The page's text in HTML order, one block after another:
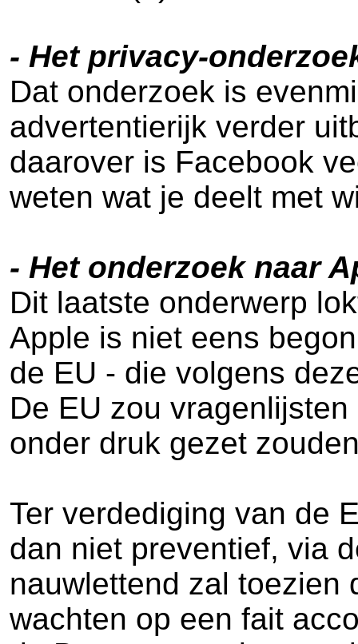
- Het privacy-
Dat onderzoek is
advertentierijk verder
daarover is Facebook
weten wat je deelt met
- Het onderzoek naar
Dit laatste onderwerp
Apple is niet eens
de EU - die volgens
De EU zou
onder druk gezet
Ter verdediging van de
dan niet preventief, via
nauwlettend zal toezien
wachten op een fait